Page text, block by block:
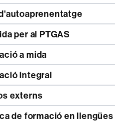
per al PTGAS
a mida
integral
externs
de formació en